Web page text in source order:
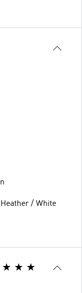
/ White